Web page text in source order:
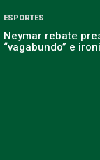
ESPORTES
Neymar rebate
“vagabundo” e